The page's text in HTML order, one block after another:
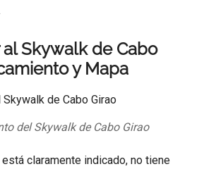
Skywalk de Cabo
y Mapa
del Skywalk de Cabo Girao
claramente indicado, no tiene